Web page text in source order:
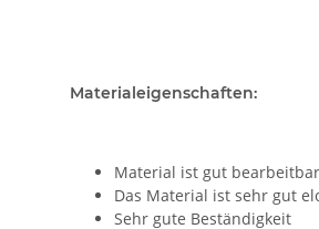
Materialeigenschaften:
Material ist gut
Das Material ist sehr gut
Sehr gute Beständigkeit